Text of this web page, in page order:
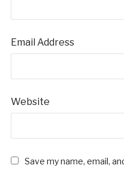
Email Address
Website
Save my name, email,